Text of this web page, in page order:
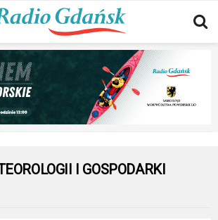
I GOSPODARKI